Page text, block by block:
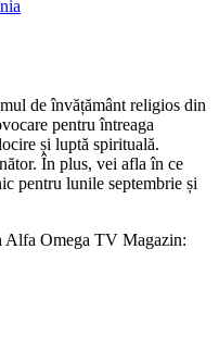
de învățământ religios din
pentru întreaga
și luptă spirituală.
În plus, vei afla în ce
pentru lunile septembrie și
Alfa Omega TV Magazin: